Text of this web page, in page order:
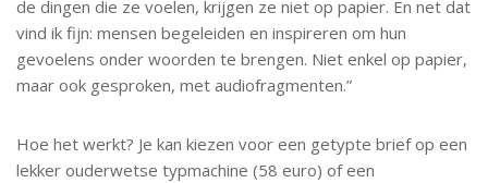
de dingen die ze voelen, krijgen ze niet op papier. En net dat
vind ik fijn: mensen begeleiden en inspireren om hun
gevoelens onder woorden te brengen. Niet enkel op papier,
maar ook gesproken, met audiofragmenten.”
Hoe het werkt? Je kan kiezen voor een getypte brief op een
lekker ouderwetse typmachine (58 euro) of een